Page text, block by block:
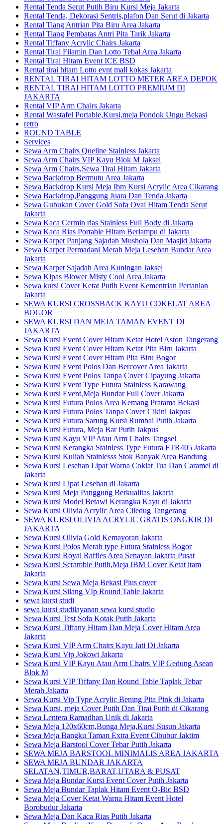
Rental Tenda Serut Putih Biru Kursi Meja Jakarta
Rental Tenda, Dekorasi Sentris,plafon Dan Serut di Jakarta
Rental Tiang Antrian Pita Biru Area Jakarta
Rental Tiang Pembatas Antri Pita Tarik Jakarta
Rental Tiffany Acrylic Chairs Jakarta
Rental Tirai Filamin Dan Lotto Tebal Area Jakarta
Rental Tirai Hitam Event ICE BSD
Rental tirai hitam Lotto evnt mall kokas Jakarta
RENTAL TIRAI HITAM LOTTO METER AREA DEPOK
RENTAL TIRAI HITAM LOTTO PREMIUM DI
JAKARTA
Rental VIP Arm Chairs Jakarta
Rental Wastafel Portable,Kursi,meja Pondok Ungu Bekasi
retro
ROUND TABLE
Services
Sewa Arm Chairs Queline Stainless Jakarta
Sewa Arm Chairs VIP Kayu Blok M Jaksel
Sewa Arm Chairs,Sewa Tirai Hitam Jakarta
Sewa Backdrop Bermutu Area Jakarta
Sewa Backdrop Kursi Meja Ibm Kursi Acrylic Area Cikarang
Sewa Backdrop,Panggung Juara Dan Tenda Jakarta
Sewa Gubukan Cover Gold Sofa Oval Hitam Tenda Serut
Jakarta
Sewa Kaca Cermin rias Stainless Full Body di Jakarta
Sewa Kaca Rias Portable Hitam Berlampu di Jakarta
Sewa Karpet Panjang Sajadah Mushola Dan Masjid Jakarta
Sewa Karpet Permadani Merah Meja Lesehan Bundar Area
Jakarta
Sewa Karpet Sajadah Area Kuningan Jaksel
Sewa Kipas Blower Misty Cool Area Jakarta
Sewa kursi Cover Ketat Putih Event Kementrian Pertanian
Jakarta
SEWA KURSI CROSSBACK KAYU COKELAT AREA
BOGOR
SEWA KURSI DAN MEJA TAMAN EVENT DI
JAKARTA
Sewa Kursi Event Cover Hitam Ketat Hotel Aston Tangerang
Sewa Kursi Event Cover Hitam Ketat Pita Biru Jakarta
Sewa Kursi Event Cover Hitam Pita Biru Bogor
Sewa Kursi Event Polos Dan Bercover Area Jakarta
Sewa Kursi Event Polos Tanpa Cover Cipayung Jakarta
Sewa Kursi Event Type Futura Stainless Karawang
Sewa Kursi Event,Meja Bundar Full Cover Jakarta
Sewa Kursi Futura Polos Area Kemang Pratama Bekasi
Sewa Kursi Futura Polos Tanpa Cover Cikini Jakpus
Sewa Kursi Futura Sarung Kursi Rumbai Putih Jakarta
Sewa Kursi Futura, Meja Bar Putih Jakpus
Sewa Kursi Kayu VIP Atau Arm Chairs Tangsel
Sewa Kursi Kerangka Stainless Type Futura FTR405 Jakarta
Sewa Kursi Kuliah Stainlesss Stok Banyak Area Bandung
Sewa Kursi Lesehan Lipat Warna Coklat Tua Dan Caramel di
Jakarta
Sewa Kursi Lipat Lesehan di Jakarta
Sewa Kursi Meja Panggung Berkualitas Jakarta
Sewa Kursi Model Betawi Kerangka Kayu di Jakarta
Sewa Kursi Olivia Acrylic Area Ciledug Tangerang
SEWA KURSI OLIVIA ACRYLIC GRATIS ONGKIR DI
JAKARTA
Sewa Kursi Olivia Gold Kemayoran Jakarta
Sewa Kursi Polos Merah type Futura Stainless Bogor
Sewa Kursi Royal Raffles Area Senayan Jakarta Pusat
Sewa Kursi Scramble Putih,Meja IBM Cover Ketat itam
Jakarta
Sewa Kursi Sewa Meja Bekasi Plus cover
Sewa Kursi Silang VIp Round Table Jakarta
sewa kursi studi
sewa kursi studilayanan sewa kursi studio
Sewa Kursi Test Sofa Kotak Putih Jakarta
Sewa Kursi Tiffany Hitam Dan Meja Cover Hitam Area
Jakarta
Sewa Kursi VIP Arm Chairs Kayu Jati Di Jakarta
Sewa Kursi Vip Jokowi Jakarta
Sewa Kursi VIP Kayu Atau Arm Chairs VIP Gedung Asean
Blok M
Sewa Kursi VIP Tiffany Dan Round Table Taplak Tebar
Merah Jakarta
Sewa Kursi Vip Type Acrylic Bening Pita Pink di Jakarta
Sewa Kursi, meja Cover Putih Dan Tirai Putih di Cikarang
Sewa Lentera Ramadhan Unik di Jakarta
Sewa Meja 120x60cm,Bunga Meja,Kursi Susun Jakarta
Sewa Meja Bangku Taman Extra Event Cibubur Jaktim
Sewa Meja Barstool Cover Tebar Putih Jakarta
SEWA MEJA BARSTOOL MINIMALIS AREA JAKARTA
SEWA MEJA BUNDAR JAKARTA
SELATAN,TIMUR,BARAT,UTARA & PUSAT
Sewa Meja Bundar Kursi Event Cover Putih Jakarta
Sewa Meja Bundar Taplak Hitam Event Q-Bic BSD
Sewa Meja Cover Ketat Warna Hitam Event Hotel
Borobudur Jakarta
Sewa Meja Dan Kaca Rias Putih Jakarta